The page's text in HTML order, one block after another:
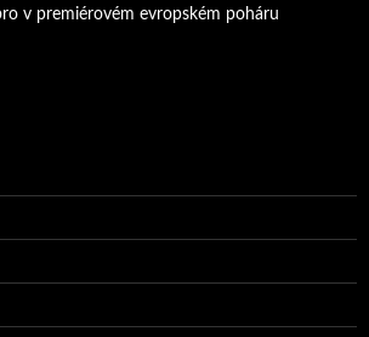
v premiérovém evropském poháru